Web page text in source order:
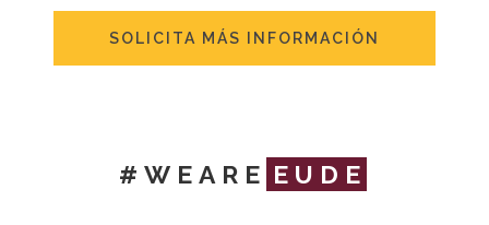
SOLICITA MÁS INFORMACIÓN
#WEARE EUDE